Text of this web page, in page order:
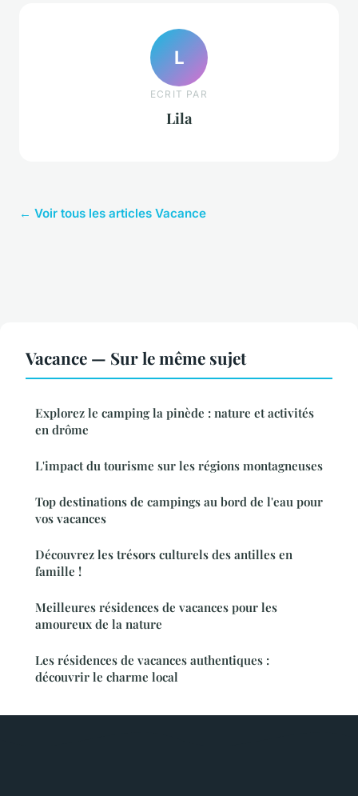
L
ECRIT PAR
Lila
← Voir tous les articles Vacance
Vacance — Sur le même sujet
Explorez le camping la pinède : nature et activités
en drôme
L'impact du tourisme sur les régions montagneuses
Top destinations de campings au bord de l'eau pour
vos vacances
Découvrez les trésors culturels des antilles en
famille !
Meilleures résidences de vacances pour les
amoureux de la nature
Les résidences de vacances authentiques :
découvrir le charme local